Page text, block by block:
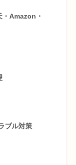
Amazon・
ブル対策